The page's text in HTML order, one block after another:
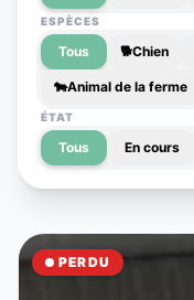
ESPÈCES
Tous 🐕Chien
🐄Animal de la ferme
ÉTAT
Tous En cours
PERDU